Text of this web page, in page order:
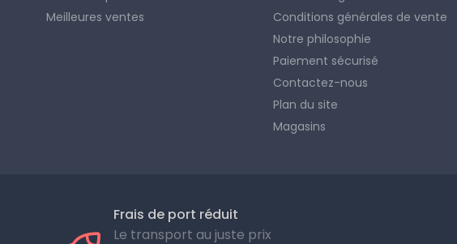
Meilleures ventes
Conditions générales de vente
Notre philosophie
Paiement sécurisé
Contactez-nous
Plan du site
Magasins
Frais de port réduit
Le transport au juste prix